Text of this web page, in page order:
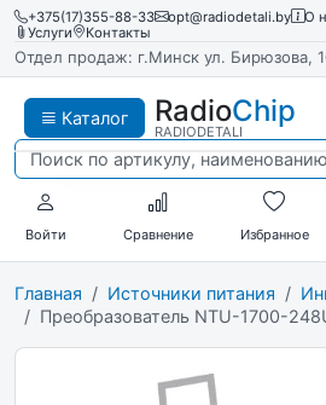
+375(17)355-88-33 opt@radiodetali.by О
Услуги
Контакты
Отдел продаж: г.Минск ул. Бирюзова,
Каталог RadioChip
RADIODETALI
Войти Сравнение Избранное
Главная Источники питания
Преобразователь NTU-1700-